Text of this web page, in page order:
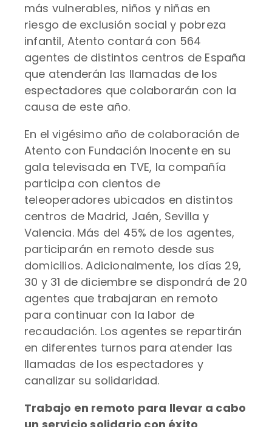
más vulnerables, niños y niñas en
riesgo de exclusión social y pobreza
infantil, Atento contará con 564
agentes de distintos centros de España
que atenderán las llamadas de los
espectadores que colaborarán con la
causa de este año.
En el vigésimo año de colaboración de
Atento con Fundación Inocente en su
gala televisada en TVE, la compañía
participa con cientos de
teleoperadores ubicados en distintos
centros de Madrid, Jaén, Sevilla y
Valencia. Más del 45% de los agentes,
participarán en remoto desde sus
domicilios. Adicionalmente, los días 29,
30 y 31 de diciembre se dispondrá de 20
agentes que trabajaran en remoto
para continuar con la labor de
recaudación. Los agentes se repartirán
en diferentes turnos para atender las
llamadas de los espectadores y
canalizar su solidaridad.
Trabajo en remoto para llevar a cabo